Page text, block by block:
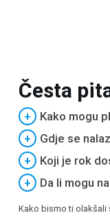
Česta
+
Kako mogu
+
Gdje se
+
Koji je rok
+
Da li mogu
Kako bismo ti olakšali